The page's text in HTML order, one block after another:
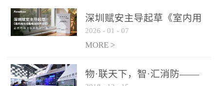
传统的火灾关测器无法被
及时缺发，不能及早发现
和有效扑救火火，这不仅
力和闲难，同时也将造成
巨大的经济损失和社会影
深圳赋安主导起草《室内用
光动能电池技术规程》 正式
布局光伏新能源产业
2026 - 01 - 07
MORE >
物·联天下，智·汇消防——